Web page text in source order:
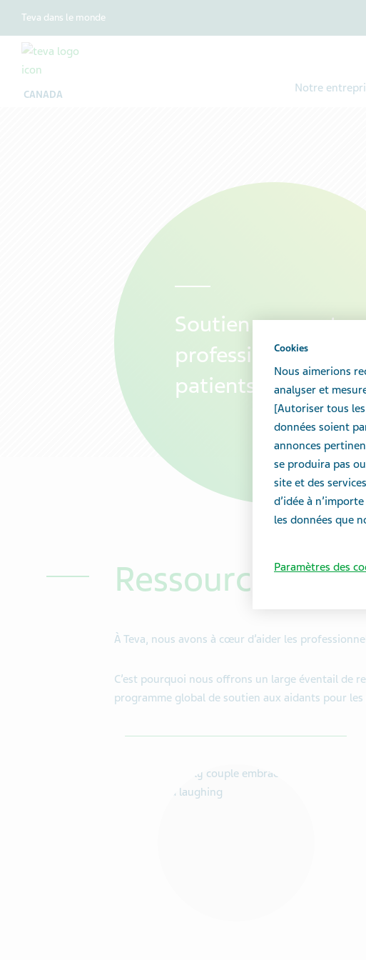
Teva dans le monde
Notre
CANADA
Soutien pour votre
profession et vos
patients
Ressources
À Teva, nous avons à cœur d’aider les
C’est pourquoi nous offrons un large éventail de
programme global de soutien aux aidants pour les
Cookies
Nous aimerions
analyser et
[Autoriser tous
données soient
annonces
se produira pas
site et des
d’idée à
les données que
Paramètres des